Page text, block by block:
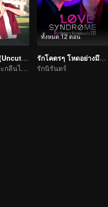
ปลื้มคนโปรด (Uncut Ver.)
รักเงียบในภาวะกลืนไม่เข้าคายไม่ออก
ทั้งหมด 12 ตอน
รักโคตรๆ โหดอย่างมึง 3 (Uncut Ver.)
รักนิรันดร์